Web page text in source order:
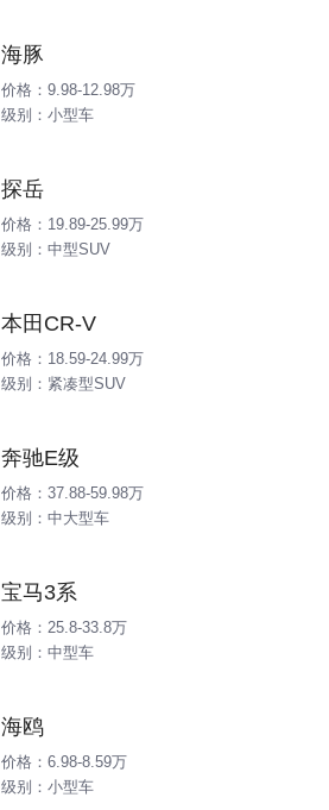
海豚
价格：9.98-12.98万
级别：小型车
探岳
价格：19.89-25.99万
级别：中型SUV
本田CR-V
价格：18.59-24.99万
级别：紧凑型SUV
奔驰E级
价格：37.88-59.98万
级别：中大型车
宝马3系
价格：25.8-33.8万
级别：中型车
海鸥
价格：6.98-8.59万
级别：小型车